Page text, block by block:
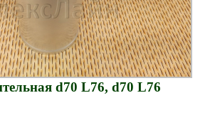
d70 L76, d70 L76